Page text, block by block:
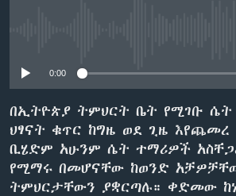
ቋንቋዎች
0:00
በኢትዮጵያ ትምህርት ቤት የሚገቡ ሴት
ህፃናት ቁጥር ከግዜ ወደ ጊዜ እየጨመረ
ቢሄድም አሁንም ሴት ተማሪዎች
የሚማሩ በመሆናቸው ከወንድ
ትምህርታቸውን ያቋርጣሉ። ቀድመው